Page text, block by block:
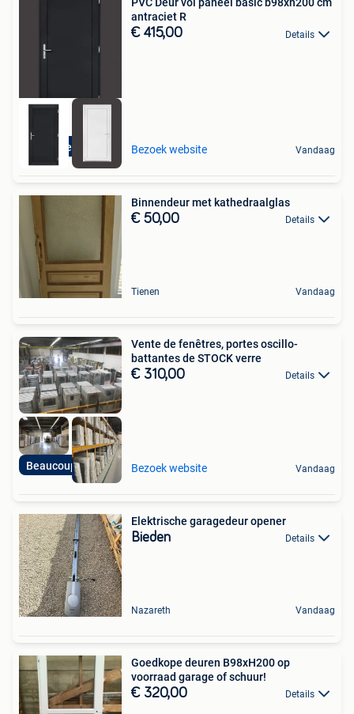
Direct leverbaar
PVC Deur vol paneel basic b98xh200 cm
antraciet R
€ 415,00 Details
Bezoek website Vandaag
Binnendeur met kathedraalglas
€ 50,00 Details
Tienen Vandaag
Beaucoup de stock!
Vente de fenêtres, portes oscillo-
battantes de STOCK verre
€ 310,00 Details
Bezoek website Vandaag
Elektrische garagedeur opener
Bieden Details
Nazareth Vandaag
Goedkope deuren B98xH200 op
voorraad garage of schuur!
€ 320,00 Details